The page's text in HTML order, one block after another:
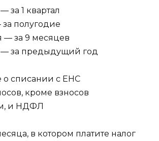
за 1 квартал
полугодие
— за 9 месяцев
— за предыдущий год
списании с ЕНС
кроме взносов
и НДФЛ
в котором платите налог